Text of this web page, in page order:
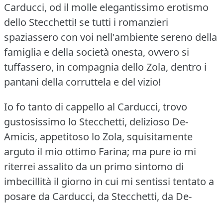
Carducci, od il molle elegantissimo erotismo
dello Stecchetti! se tutti i romanzieri
spaziassero con voi nell'ambiente sereno della
famiglia e della società onesta, ovvero si
tuffassero, in compagnia dello Zola, dentro i
pantani della corruttela e del vizio!
Io fo tanto di cappello al Carducci, trovo
gustosissimo lo Stecchetti, delizioso De-
Amicis, appetitoso lo Zola, squisitamente
arguto il mio ottimo Farina; ma pure io mi
riterrei assalito da un primo sintomo di
imbecillità il giorno in cui mi sentissi tentato a
posare da Carducci, da Stecchetti, da De-